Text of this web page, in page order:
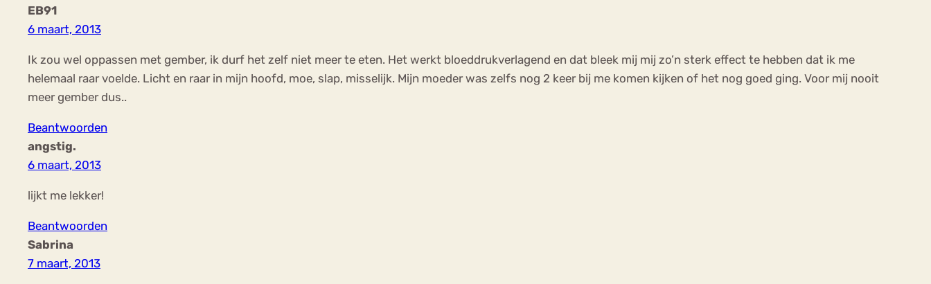
EB91
6 maart, 2013
Ik zou wel oppassen met gember, ik durf het zelf niet meer te eten. Het werkt bloeddrukverlagend en dat bleek mij mij zo’n sterk effect te hebben dat ik me
helemaal raar voelde. Licht en raar in mijn hoofd, moe, slap, misselijk. Mijn moeder was zelfs nog 2 keer bij me komen kijken of het nog goed ging. Voor mij nooit
meer gember dus..
Beantwoorden
angstig.
6 maart, 2013
lijkt me lekker!
Beantwoorden
Sabrina
7 maart, 2013